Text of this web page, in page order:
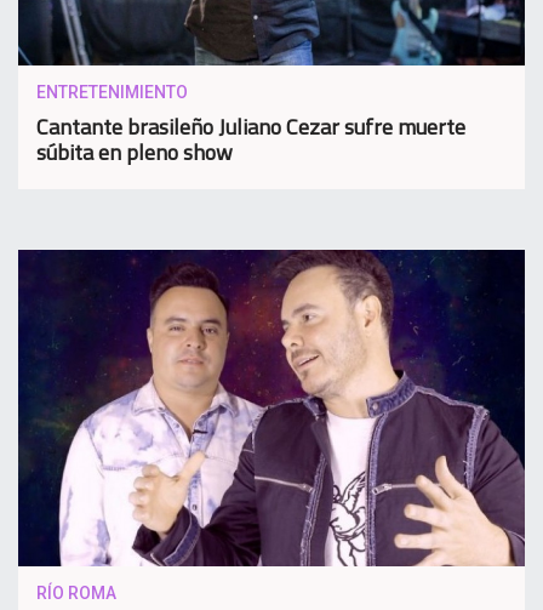
ENTRETENIMIENTO
Cantante brasileño Juliano Cezar sufre muerte
súbita en pleno show
RÍO ROMA